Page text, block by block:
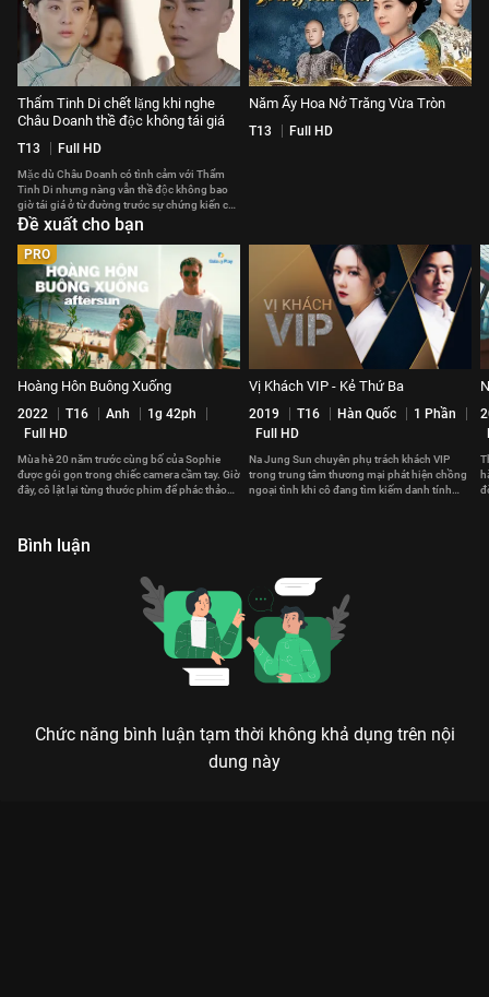
Thẩm Tinh Di chết lặng khi nghe
Châu Doanh thề độc không tái giá
T13 Full HD
Mặc dù Châu Doanh có tình cảm với Thẩm
Tinh Di nhưng nàng vẫn thề độc không bao
giờ tái giá ở từ đường trước sự chứng kiến của
mọi người.
Năm Ấy Hoa Nở Trăng Vừa Tròn
T13 Full HD
Đề xuất cho bạn
PRO
Hoàng Hôn Buông Xuống
2022 T16 Anh
1g 42ph
Full HD
Mùa hè 20 năm trước cùng bố của Sophie
được gói gọn trong chiếc camera cầm tay. Giờ
đây, cô lật lại từng thước phim để phác thảo
Vị Khách VIP - Kẻ Thứ Ba
2019 T16 Hàn Quốc
1 Phần
Full HD
Na Jung Sun chuyên phụ trách khách VIP
trong trung tâm thương mại phát hiện chồng
ngoại tình khi cô đang tìm kiếm danh tính
Bình luận
Chức năng bình luận tạm thời không khả dụng trên nội
dung này